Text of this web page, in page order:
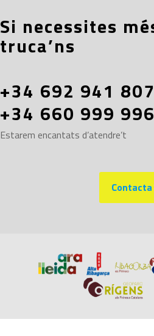
Si necessites
truca’ns
+34 692 941 807
+34 660 999 996
Estarem encantats d’atendre’t
Contacta